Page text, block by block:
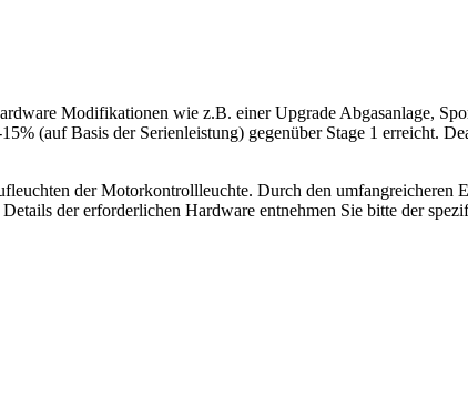
Modifikationen wie z.B. einer Upgrade Abgasanlage,
(auf Basis der Serienleistung) gegenüber Stage 1 erreicht.
der Motorkontrollleuchte. Durch den umfangreicheren
der erforderlichen Hardware entnehmen Sie bitte der